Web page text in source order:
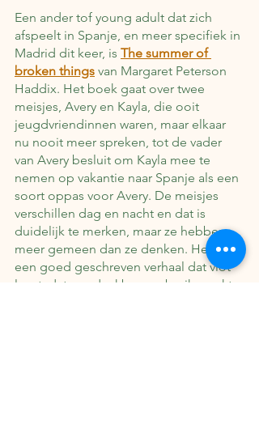
Een ander tof young adult dat zich
afspeelt in Spanje, en meer specifiek in
Madrid dit keer, is The summer of
broken things van Margaret Peterson
Haddix. Het boek gaat over twee
meisjes, Avery en Kayla, die ooit
jeugdvriendinnen waren, maar elkaar
nu nooit meer spreken, tot de vader
van Avery besluit om Kayla mee te
nemen op vakantie naar Spanje als een
soort oppas voor Avery. De meisjes
verschillen dag en nacht en dat is
duidelijk te merken, maar ze hebben
meer gemeen dan ze denken. Het is
een goed geschreven verhaal dat vlot
leest, dat erg dankbaar gebruik maakt